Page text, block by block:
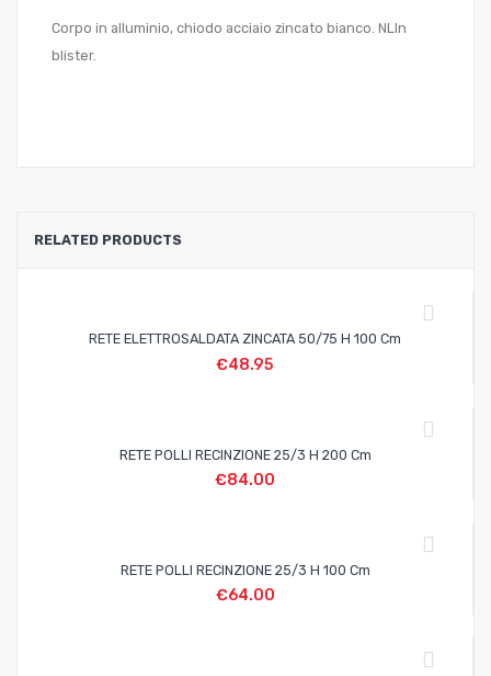
Corpo in alluminio, chiodo acciaio zincato bianco. NLIn
blister.
RELATED PRODUCTS
RETE ELETTROSALDATA ZINCATA 50/75 H 100 Cm
€48.95
RETE POLLI RECINZIONE 25/3 H 200 Cm
€84.00
RETE POLLI RECINZIONE 25/3 H 100 Cm
€64.00